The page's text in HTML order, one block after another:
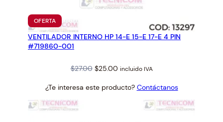
OFERTAPRODUCTO
EN
OFERTA
VENTILADOR INTERNO HP 14-E 15-E 17-E 4 PIN
#719860-001
$27.00 Original
was:
$25.00Current
is:
incluido IVA
¿Te interesa este producto? Contáctanos